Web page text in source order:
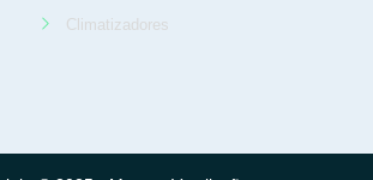
Climatizadores